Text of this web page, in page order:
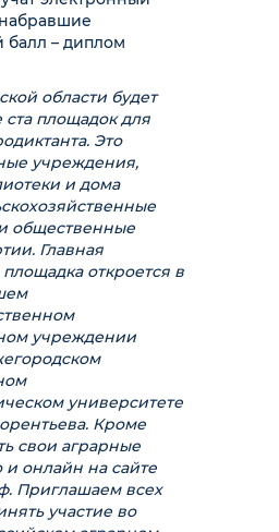
балл – диплом
области будет
ста площадок для
Это
учреждения,
и дома
общественные
Главная
откроется в
учреждении
университете
Кроме
свои аграрные
онлайн на сайте
Приглашаем всех
участие во